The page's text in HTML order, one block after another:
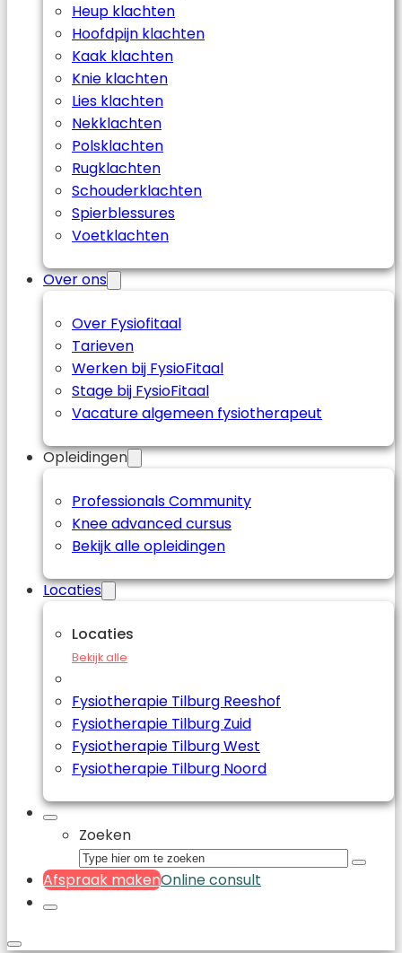
Heup klachten
Hoofdpijn klachten
Kaak klachten
Knie klachten
Lies klachten
Nekklachten
Polsklachten
Rugklachten
Schouderklachten
Spierblessures
Voetklachten
Over ons
Over Fysiofitaal
Tarieven
Werken bij FysioFitaal
Stage bij FysioFitaal
Vacature algemeen fysiotherapeut
Opleidingen
Professionals Community
Knee advanced cursus
Bekijk alle opleidingen
Locaties
Locaties
Bekijk alle
Fysiotherapie Tilburg Reeshof
Fysiotherapie Tilburg Zuid
Fysiotherapie Tilburg West
Fysiotherapie Tilburg Noord
Zoeken
Afspraak makenOnline consult